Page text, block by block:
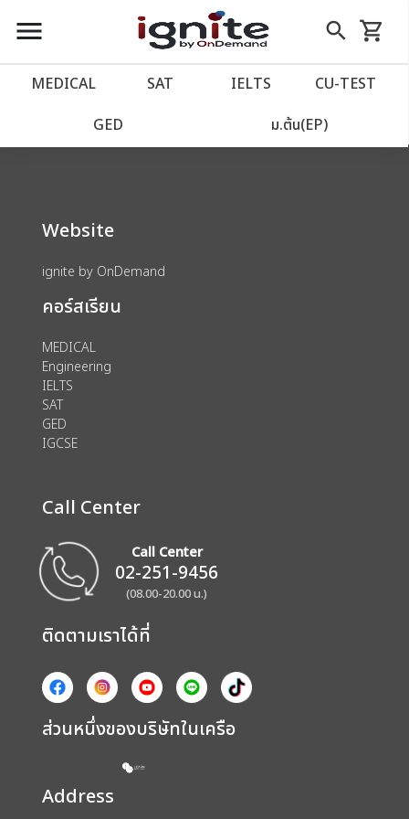
close
account_balance หน้าแรก
เว็บไซต์อิกไนท์
import_contacts วางแผนการเรียน
account_circle เข้าสู่ระบบ
assignment ลงทะเบียน
menu search
Skip
to
shopping_cart
รถเข็น
MEDICAL SAT IELTS CU‑TEST
GED ม.ต้น(EP)
We could not find anything for 80000179
Website
ignite by OnDemand
คอร์สเรียน
MEDICAL
Engineering
IELTS
SAT
GED
IGCSE
Call Center
Call Center
02-251-9456
(08.00-20.00 น.)
ติดตามเราได้ที่
ส่วนหนึ่งของบริษัทในเครือ
Address